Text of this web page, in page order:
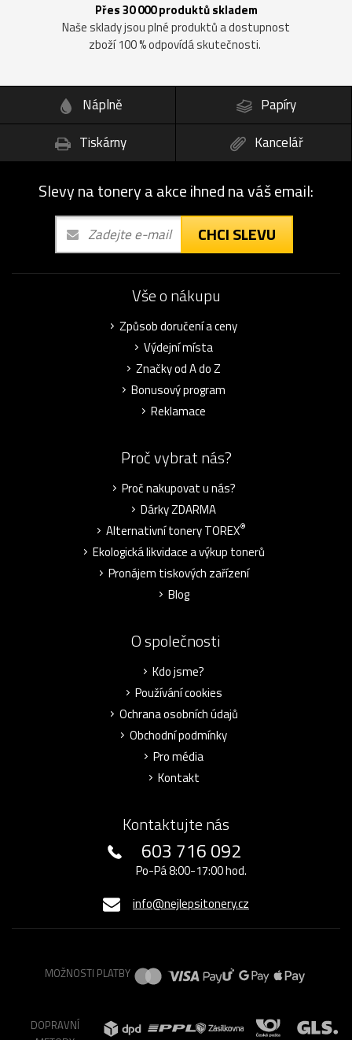
Přes 30 000 produktů skladem
Naše sklady jsou plné produktů a dostupnost
zboží 100 % odpovídá skutečnosti.
Náplně
Papíry
Tiskárny
Kancelář
Slevy na tonery a akce ihned na váš email:
CHCI SLEVU
Vše o nákupu
Způsob doručení a ceny
Výdejní místa
Značky od A do Z
Bonusový program
Reklamace
Proč vybrat nás?
Proč nakupovat u nás?
Dárky ZDARMA
Alternativní tonery TOREX®
Ekologická likvidace a výkup tonerů
Pronájem tiskových zařízení
Blog
O společnosti
Kdo jsme?
Používání cookies
Ochrana osobních údajů
Obchodní podmínky
Pro média
Kontakt
Kontaktujte nás
603 716 092
Po-Pá 8:00-17:00 hod.
info@nejlepsitonery.cz
MOŽNOSTI PLATBY
DOPRAVNÍ